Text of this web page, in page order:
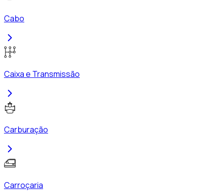
Cabo
Caixa e Transmissão
Carburação
Carroçaria